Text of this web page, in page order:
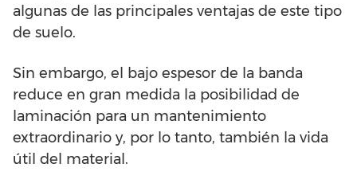
algunas de las principales ventajas de este tipo
de suelo.
Sin embargo, el bajo espesor de la banda
reduce en gran medida la posibilidad de
laminación para un mantenimiento
extraordinario y, por lo tanto, también la vida
útil del material.